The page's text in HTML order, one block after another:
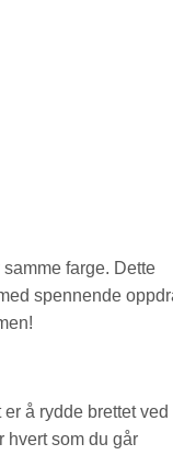
farge. Dette
spennende
å rydde brettet ved
hvert som du går